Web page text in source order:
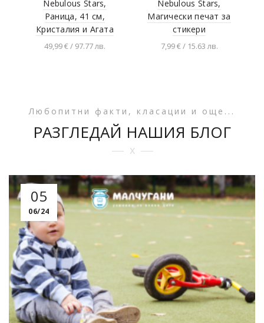
Nebulous Stars,
Раница, 41 см,
Кристалия и Агата
49,99 € / 97.77 лв.
Nebulous Stars,
Магически печат за
стикери
7,99 € / 15.63 лв.
Любопитни факти, класации и още...
РАЗГЛЕДАЙ НАШИЯ БЛОГ
x
05
06/24